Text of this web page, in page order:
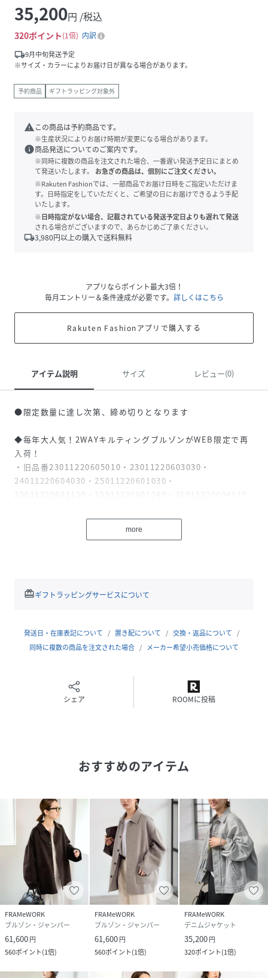
35,200円 /税込
320ポイント 1倍
内訳
local_shipping9月中旬発送予定
※サイズ・カラーによりお届け日が異なる場合があります。
予約商品 ギフトラッピング対象外
warning この商品は予約商品です。
※生産状況によりお届け時期が変更になる場合があります。
info商品発送についてのご案内です。
※同時に複数の商品を注文された場合、一番遅い発送予定日にまとめ
て発送いたします。
お急ぎの商品は、個別にご注文ください。
※Rakuten Fashionでは、一部商品でお届け日時をご指定いただけま
す。日時指定をしていただくと、ご希望の日にお届けできるよう手配
いたします。
※日時指定がない場合、記載されている発送予定日よりも遅れて発送
される場合がございますので、あらかじめご了承ください。
local_shipping3,980円以上の購入で送料無料
アプリならポイント最大3倍！
毎月エントリー＆条件達成が必要です。 詳しくはこちら
Rakuten Fashionアプリで購入する
アイテム説明 サイズ レビュー(0)
●限定数量に達し次第、締め切りとなります
◆毎年大人気！2WAYキルティングブルゾンがWEB限定で再
入荷！
・旧品番23011220605010・23011220603030・
24011220604030・25011220601030・
25011220601130・25011220601240・26011220604010
・同一商品でも個体差が生じるため、採寸内容に若干の差が
ング加工を施し、裏面はステッチなしのシンプルなデザイン
躍。
後ろはやや長めのラウンドヘムデザインで、ボリュームを持
く、マフラーなども巻きやすい一着です。
形もきれいですし、オーバーサイズですが、スッキリみえま
軽いですし、肌寒い時にさっと羽織れる普通のライトアウタ
ーです。
普通だからこそ、毎日着用してしまいますよね。
30代後半/身長168cm/体型普通
軽くて適度な裾の広がりがあってとても可愛いです。
2wayなのも気分や服の雰囲気で変えられそうで良いです。
ダウンだと暑いけどスプリングコートだと寒い時期やもちろ
ん秋も使えそうなので大事に着たいと思います。
＊＊＊＊＊＊＊＊＊＊＊＊＊＊＊＊＊＊＊＊＊＊
透け感：なし
more
redeemギフトラッピングサービスについて
発送日・在庫表記について 置き配について
交換・返品について
同時に複数の商品を注文された場合
メーカー希望小売価格について
シェア ROOMに投稿
おすすめのアイテム
FRAMeWORK
ブルゾン・ジャンパー
61,600円
560ポイント(1倍)
FRAMeWORK
ブルゾン・ジャンパー
61,600円
560ポイント(1倍)
FRAMeWORK
デニムジャケット
35,200円
320ポイント(1倍)